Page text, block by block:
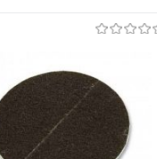
В корзину
В наличии